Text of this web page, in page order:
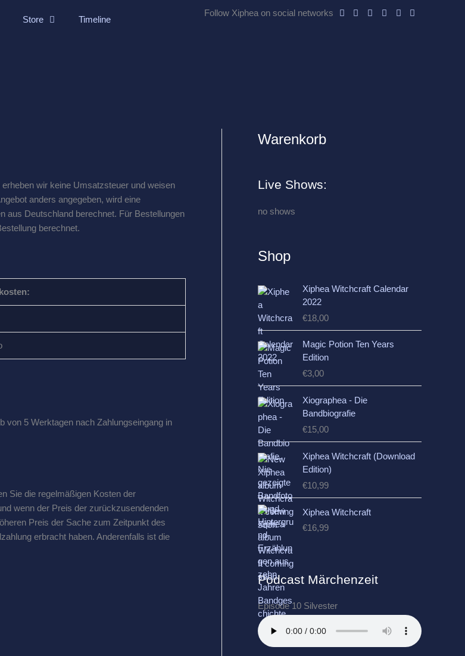
Store Timeline
Follow Xiphea on social networks
wir keine Umsatzsteuer und weisen
anders angegeben, wird eine
aus Deutschland berechnet. Für Bestellungen
berechnet.
von 5 Werktagen nach Zahlungseingang in
Sie die regelmäßigen Kosten der
wenn der Preis der zurückzusendenden
Preis der Sache zum Zeitpunkt des
erbracht haben. Anderenfalls ist die
Warenkorb
Live Shows:
no shows
Shop
Xiphea Witchcraft Calendar
2022
€18,00
Magic Potion Ten Years
Edition
€3,00
Xiographea - Die
Bandbiografie
€15,00
Xiphea Witchcraft (Download
Edition)
€10,99
Xiphea Witchcraft
€16,99
Podcast Märchenzeit
Episode 10 Silvester
A
h
i
s